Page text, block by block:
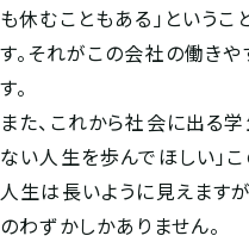
も休むこともある」という
す。それがこの会社の働き
す。
また、これから社会に出る
ない人生を歩んでほしい」
人生は長いように見えます
のわずかしかありません。